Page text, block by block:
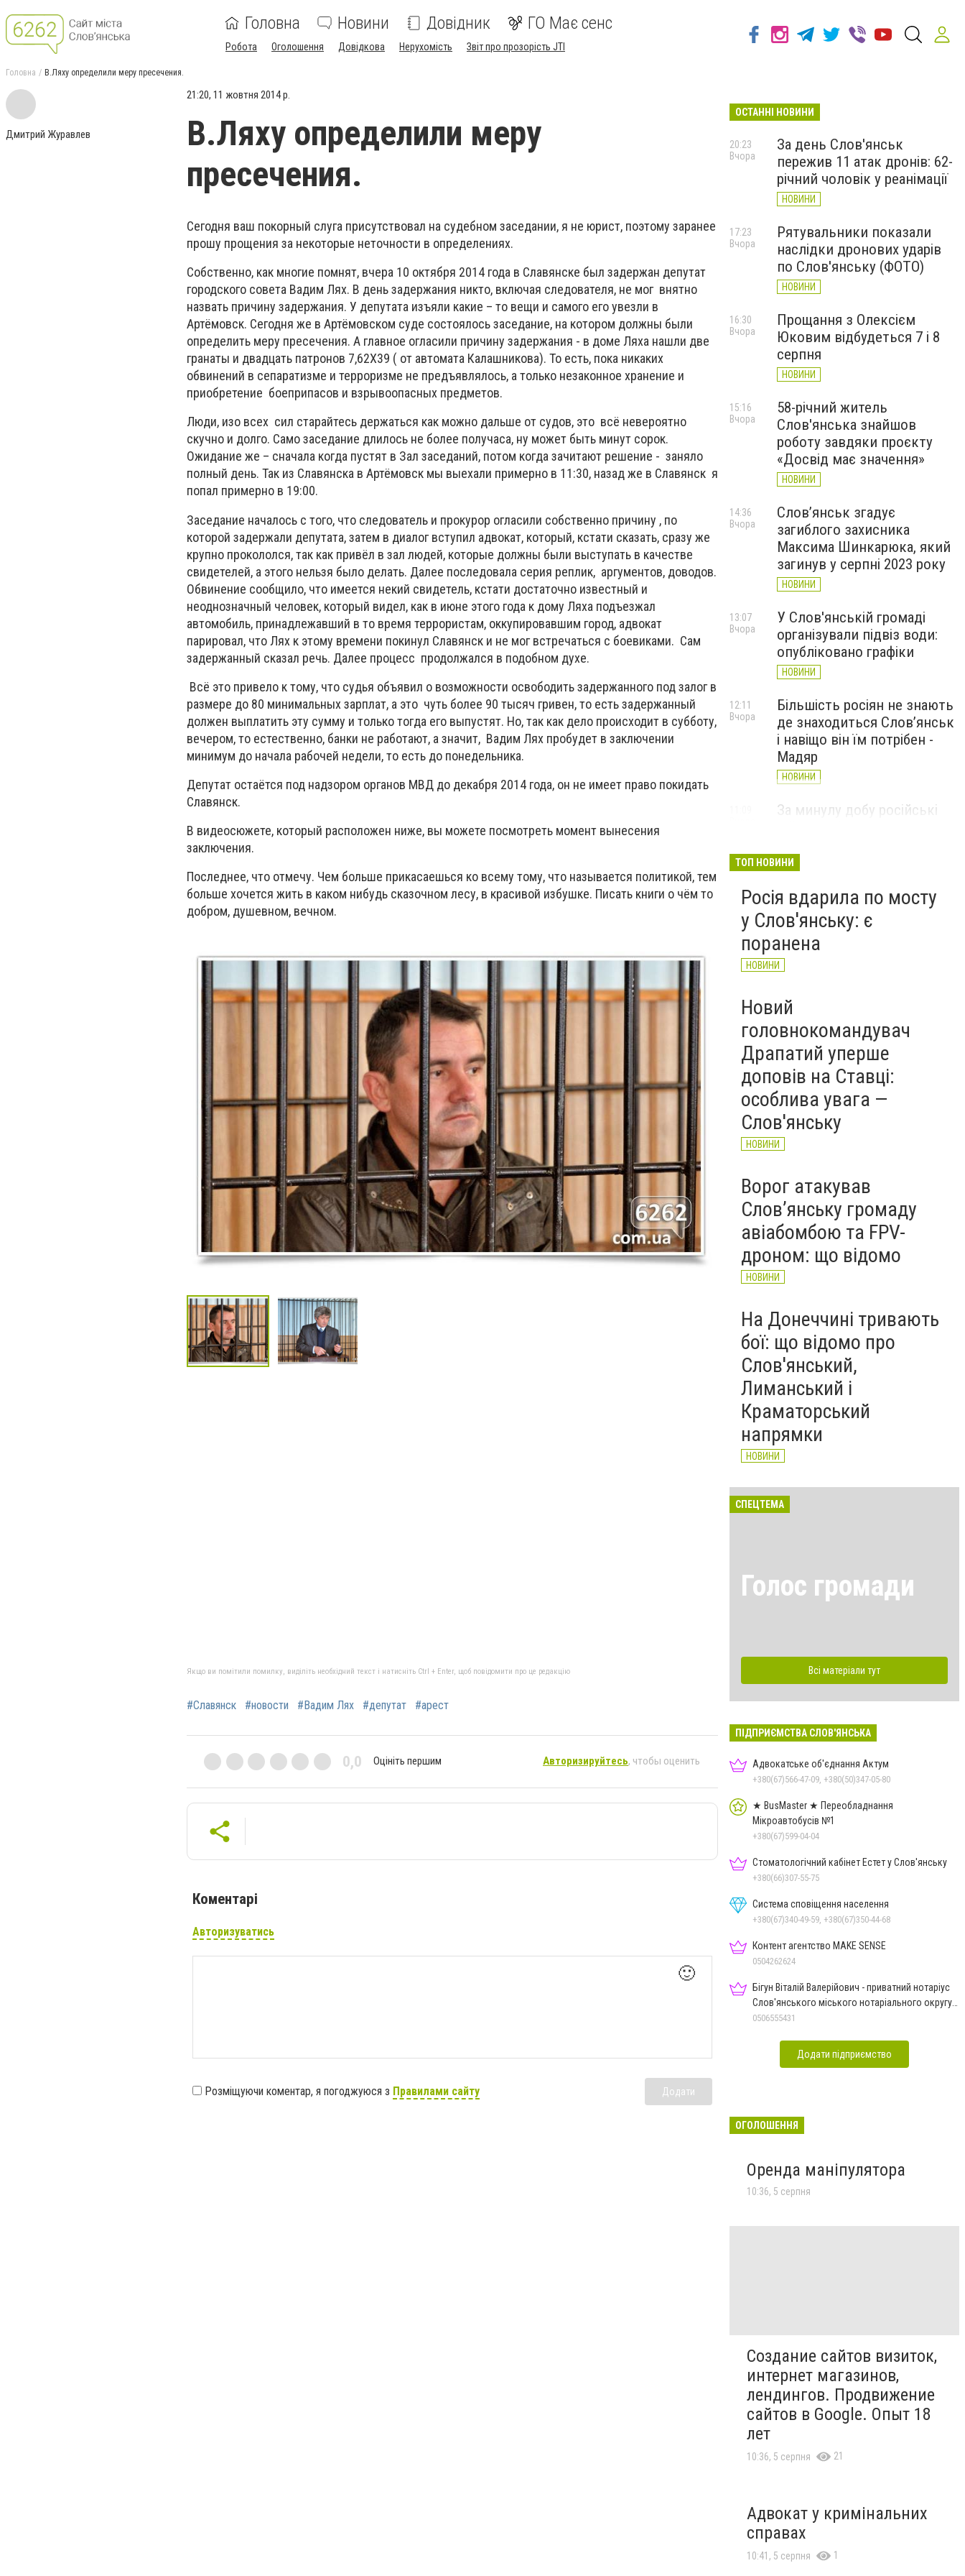
Головна Новини Довідник ГО Має сенс
Робота Оголошення Довідкова Нерухомість Звіт про прозорість JTI
Головна В.Ляху определили меру пресечения.
Дмитрий Журавлев
21:20, 11 жовтня 2014 р.
В.Ляху определили меру
пресечения.
Сегодня ваш покорный слуга присутствовал на судебном заседании, я не юрист, поэтому заранее
прошу прощения за некоторые неточности в определениях.
Собственно, как многие помнят, вчера 10 октября 2014 года в Славянске был задержан депутат
городского совета Вадим Лях. В день задержания никто, включая следователя, не мог внятно
назвать причину задержания. У депутата изъяли какие – то вещи и самого его увезли в
Артёмовск. Сегодня же в Артёмовском суде состоялось заседание, на котором должны были
определить меру пресечения. А главное огласили причину задержания - в доме Ляха нашли две
гранаты и двадцать патронов 7,62Х39 ( от автомата Калашникова). То есть, пока никаких
обвинений в сепаратизме и терроризме не предъявлялось, а только незаконное хранение и
приобретение боеприпасов и взрывоопасных предметов.
Люди, изо всех сил старайтесь держаться как можно дальше от судов, это всё невероятно
скучно и долго. Само заседание длилось не более получаса, ну может быть минут сорок.
Ожидание же – сначала когда пустят в Зал заседаний, потом когда зачитают решение - заняло
полный день. Так из Славянска в Артёмовск мы выехали примерно в 11:30, назад же в Славянск я
попал примерно в 19:00.
Заседание началось с того, что следователь и прокурор огласили собственно причину , по
которой задержали депутата, затем в диалог вступил адвокат, который, кстати сказать, сразу же
крупно прокололся, так как привёл в зал людей, которые должны были выступать в качестве
свидетелей, а этого нельзя было делать. Далее последовала серия реплик, аргументов, доводов.
Обвинение сообщило, что имеется некий свидетель, кстати достаточно известный и
неоднозначный человек, который видел, как в июне этого года к дому Ляха подъезжал
автомобиль, принадлежавший в то время террористам, оккупировавшим город, адвокат
парировал, что Лях к этому времени покинул Славянск и не мог встречаться с боевиками. Сам
задержанный сказал речь. Далее процесс продолжался в подобном духе.
Всё это привело к тому, что судья объявил о возможности освободить задержанного под залог в
размере до 80 минимальных зарплат, а это чуть более 90 тысяч гривен, то есть задержанный
должен выплатить эту сумму и только тогда его выпустят. Но, так как дело происходит в субботу,
вечером, то естественно, банки не работают, а значит, Вадим Лях пробудет в заключении
минимум до начала рабочей недели, то есть до понедельника.
Депутат остаётся под надзором органов МВД до декабря 2014 года, он не имеет право покидать
Славянск.
В видеосюжете, который расположен ниже, вы можете посмотреть момент вынесения
заключения.
Последнее, что отмечу. Чем больше прикасаешься ко всему тому, что называется политикой, тем
больше хочется жить в каком нибудь сказочном лесу, в красивой избушке. Писать книги о чём то
добром, душевном, вечном.
Якщо ви помітили помилку, виділіть необхідний текст і натисніть Ctrl + Enter, щоб повідомити про це редакцію
#Славянск #новости #Вадим Лях #депутат #арест
0,0 Оцініть першим Авторизируйтесь, чтобы оценить
Коментарі
Авторизуватись
🙂
Розміщуючи коментар, я погоджуюся з Правилами сайту Додати
ОСТАННІ НОВИНИ
За день Слов'янськ
пережив 11 атак дронів: 62-
річний чоловік у реанімації
НОВИНИ
20:23
Вчора
Рятувальники показали
наслідки дронових ударів
по Слов'янську (ФОТО)
НОВИНИ
17:23
Вчора
Прощання з Олексієм
Юковим відбудеться 7 і 8
серпня
НОВИНИ
16:30
Вчора
58-річний житель
Слов'янська знайшов
роботу завдяки проєкту
«Досвід має значення»
НОВИНИ
15:16
Вчора
Слов’янськ згадує
загиблого захисника
Максима Шинкарюка, який
загинув у серпні 2023 року
НОВИНИ
14:36
Вчора
У Слов'янській громаді
організували підвіз води:
опубліковано графіки
НОВИНИ
13:07
Вчора
Більшість росіян не знають
де знаходиться Слов’янськ
і навіщо він їм потрібен -
Мадяр
НОВИНИ
12:11
Вчора
За минулу добу російські
великої війни: 6 серпня
ТОП НОВИНИ
Росія вдарила по мосту
у Слов'янську: є
поранена
НОВИНИ
Новий
головнокомандувач
Драпатий уперше
доповів на Ставці:
особлива увага —
Слов'янську
НОВИНИ
Ворог атакував
Слов’янську громаду
авіабомбою та FPV-
дроном: що відомо
НОВИНИ
На Донеччині тривають
бої: що відомо про
Слов'янський,
Лиманський і
Краматорський
напрямки
НОВИНИ
СПЕЦТЕМА
Голос громади
Всі матеріали тут
ПІДПРИЄМСТВА СЛОВ'ЯНСЬКА
Адвокатське об'єднання Актум
+380(67)566-47-09, +380(50)347-05-80
★ BusMaster ★ Переобладнання
Мікроавтобусів №1
+380(67)599-04-04
Стоматологічний кабінет Естет у Слов'янську
+380(66)307-55-75
Система сповіщення населення
+380(67)340-49-59, +380(67)350-44-68
Контент агентство MAKE SENSE
0504262624
Бігун Віталій Валерійович - приватний нотаріус
Слов'янського міського нотаріального округу
Дон.обл.
0506555431
Додати підприємство
ОГОЛОШЕННЯ
Оренда маніпулятора
10:36, 5 серпня
Создание сайтов визиток,
интернет магазинов,
лендингов. Продвижение
сайтов в Google. Опыт 18
лет
10:36, 5 серпня 21
Адвокат у кримінальних
справах
10:41, 5 серпня 1